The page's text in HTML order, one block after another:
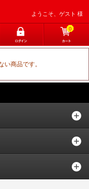
ようこそ、ゲスト 様
0
い商品です。